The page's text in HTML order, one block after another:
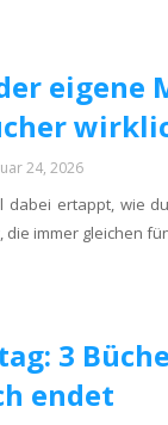
eigene
24, 2026
dabei ertappt, wie
immer gleichen
3
endet